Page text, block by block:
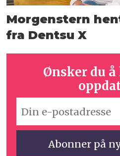
Morgenstern
fra Dentsu X
Ønsker du å